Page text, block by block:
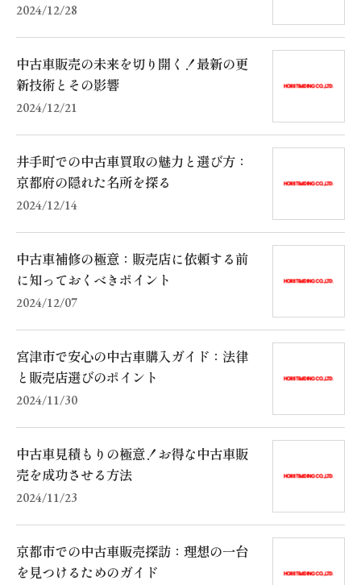
2024/12/28
中古車販売の未来を切り開く！最新の更
新技術とその影響
2024/12/21
井手町での中古車買取の魅力と選び方：
京都府の隠れた名所を探る
2024/12/14
中古車補修の極意：販売店に依頼する前
に知っておくべきポイント
2024/12/07
宮津市で安心の中古車購入ガイド：法律
と販売店選びのポイント
2024/11/30
中古車見積もりの極意！お得な中古車販
売を成功させる方法
2024/11/23
京都市での中古車販売探訪：理想の一台
を見つけるためのガイド